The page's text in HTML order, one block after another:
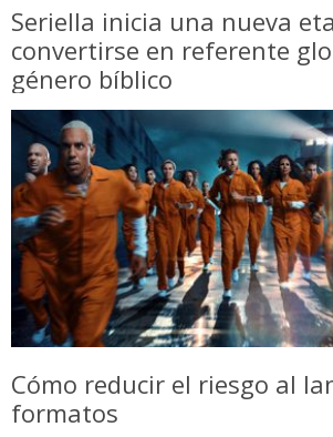
Seriella inicia una nueva
convertirse en referente
género bíblico
Cómo reducir el riesgo al
formatos